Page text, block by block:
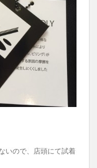
いので、店頭にて試着